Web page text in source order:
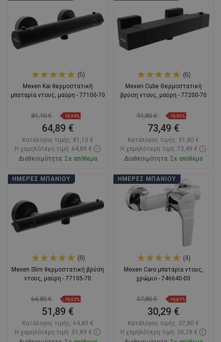
favorite_border Αγαπημένα favorite_border Αγαπημένα
(5)
Mexen Kai θερμοστατική
μπαταρία ντους, μαύρη - 77100-70
81,10 € -19,99%
64,89 €
Κατάλογος τιμής: 81,10 €
Η χαμηλότερη τιμή: 64,89 €
Διαθεσιμότητα: Σε απόθεμα
Στο καλάθι
favorite_border Αγαπημένα
(6)
Mexen Cube Θερμοστατική
βρύση ντους, μαύρη - 77200-70
91,80 € -19,95%
73,49 €
Κατάλογος τιμής: 91,80 €
Η χαμηλότερη τιμή: 73,49 €
Διαθεσιμότητα: Σε απόθεμα
Στο καλάθι
favorite_border Αγαπημένα
Σύγκριση
ΗΜΈΡΕΣ ΜΠΆΝΙΟΥ
(8)
Mexen Slim θερμοστατική βρύση
ντους, μαύρη - 77105-70
64,80 € -19,92%
51,89 €
Κατάλογος τιμής: 64,80 €
Η χαμηλότερη τιμή: 51,89 €
ΗΜΈΡΕΣ ΜΠΆΝΙΟΥ
(4)
Mexen Caro μπαταρία ντους,
χρώμιο - 746640-00
37,80 € -19,87%
30,29 €
Κατάλογος τιμής: 37,80 €
Η χαμηλότερη τιμή: 30,29 €